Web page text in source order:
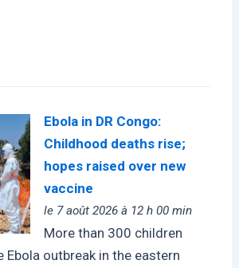
Ebola in DR Congo:
Childhood deaths rise;
hopes raised over new
vaccine
le 7 août 2026 à 12 h 00 min
More than 300 children
Ebola outbreak in the eastern